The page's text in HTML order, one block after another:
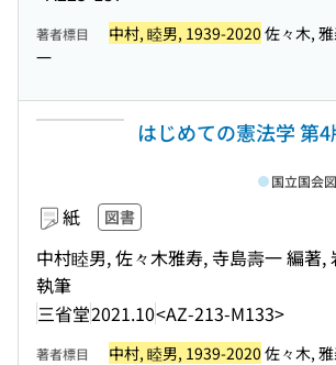
著者標目 中村, 睦男, 1939-2020 佐々木,
一
はじめての憲法学 第4
紙 図書
中村睦男, 佐々木雅寿, 寺島壽一 編著,
執筆
三省堂2021.10<AZ-213-M133>
国立国会
著者標目 中村, 睦男, 1939-2020 佐々木,